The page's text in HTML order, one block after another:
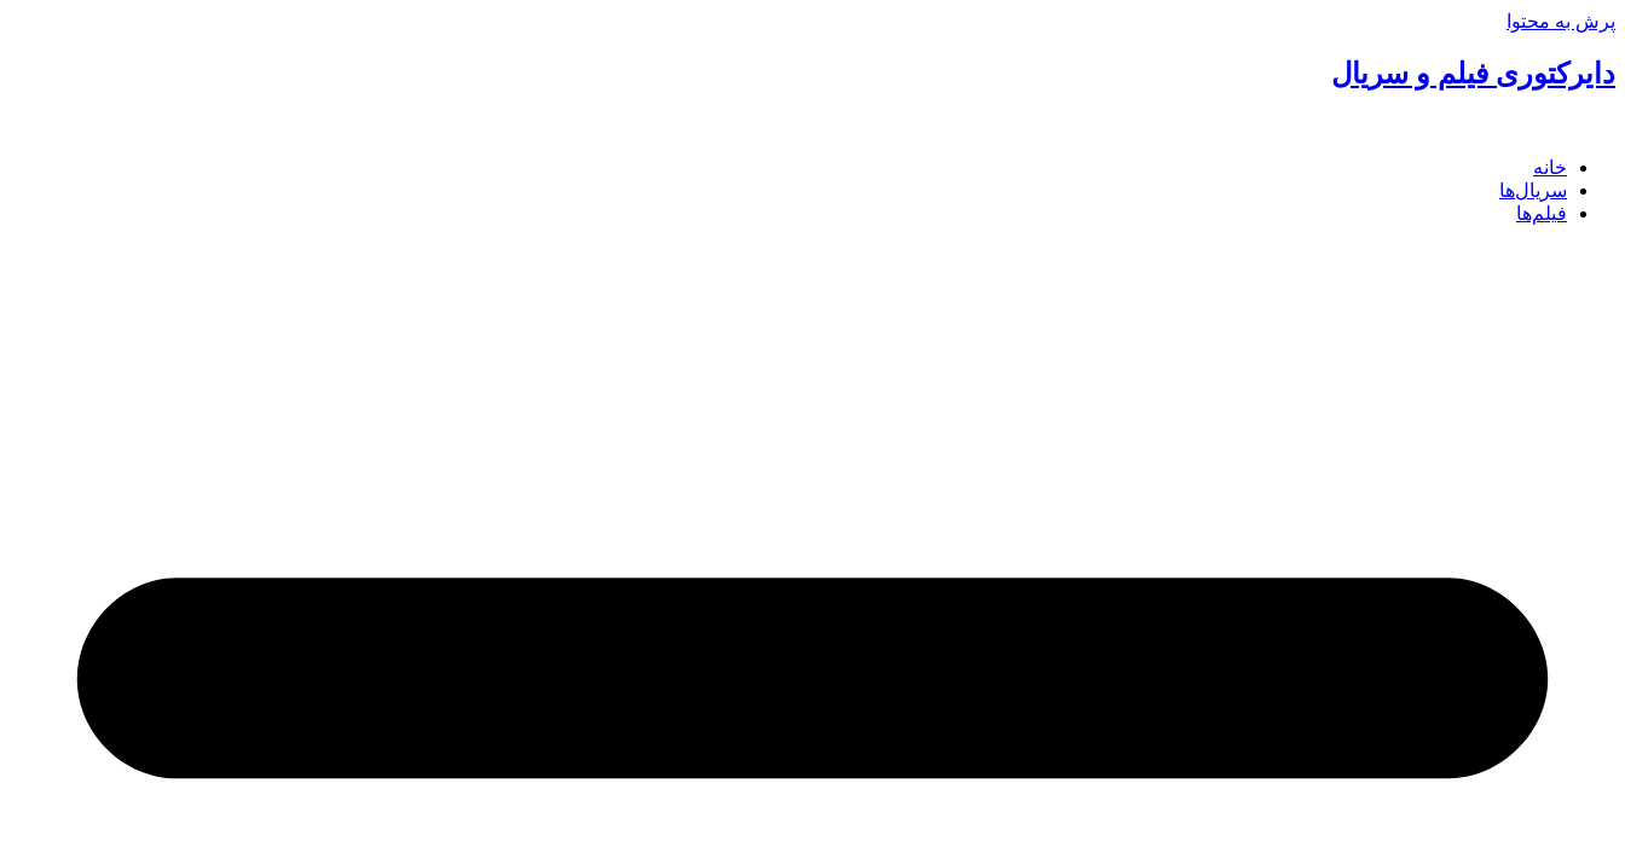
پرش به محتوا
دایرکتوری فیلم و سریال
خانه
سریال‌ها
فیلم‌ها